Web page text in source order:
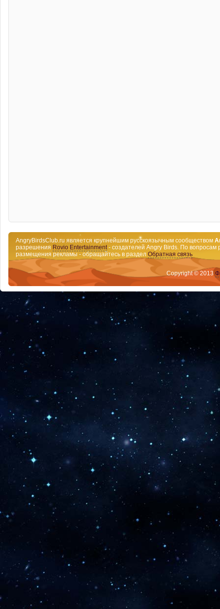
AngryBirdsClub.ru является крупнейшим русскоязычным сообществом
разрешения Rovio Entertainment- создателей Angry Birds. По вопросам
размещения рекламы - обращайтесь в раздел Обратная связь
Copyright © 2013